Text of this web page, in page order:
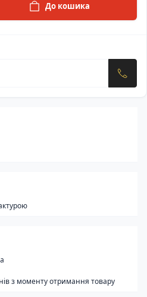
До кошика
з моменту отримання товару